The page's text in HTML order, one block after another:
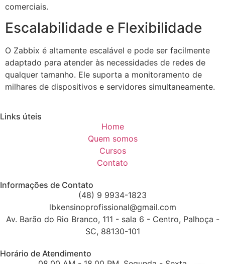
comerciais.
Escalabilidade e Flexibilidade
O Zabbix é altamente escalável e pode ser facilmente
adaptado para atender às necessidades de redes de
qualquer tamanho. Ele suporta a monitoramento de
milhares de dispositivos e servidores simultaneamente.
Links úteis
Home
Quem somos
Cursos
Contato
Informações de Contato
(48) 9 9934-1823
lbkensinoprofissional@gmail.com
Av. Barão do Rio Branco, 111 - sala 6 - Centro, Palhoça -
SC, 88130-101
Horário de Atendimento